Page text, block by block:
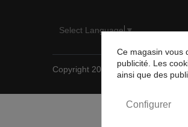
Select Language▼
Copyright 2025 Vstreet - Tous
Ce magasin vous
publicité. Les
ainsi que des
Configurer